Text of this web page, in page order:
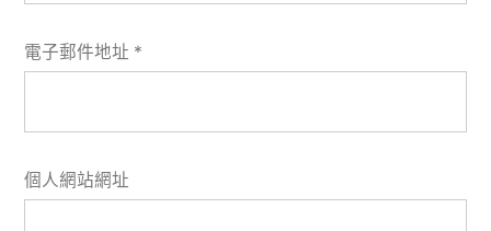
電子郵件地址 *
個人網站網址